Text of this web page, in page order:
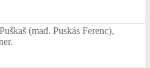
(mađ. Puskás Ferenc),